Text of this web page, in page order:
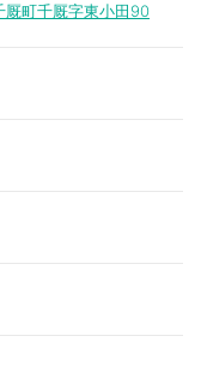
厩町千厩字東小田90